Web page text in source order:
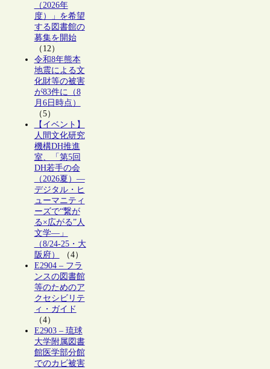
（2026年
度）」を希望
する図書館の
募集を開始
（12）
令和8年熊本
地震による文
化財等の被害
が83件に（8
月6日時点）
（5）
【イベント】
人間文化研究
機構DH推進
室、「第5回
DH若手の会
（2026夏）―
デジタル・ヒ
ューマニティ
ーズで“繋が
る×広がる”人
文学―」
（8/24-25・大
阪府）
（4）
E2904 – フラ
ンスの図書館
等のためのア
クセシビリテ
ィ・ガイド
（4）
E2903 – 琉球
大学附属図書
館医学部分館
でのカビ被害